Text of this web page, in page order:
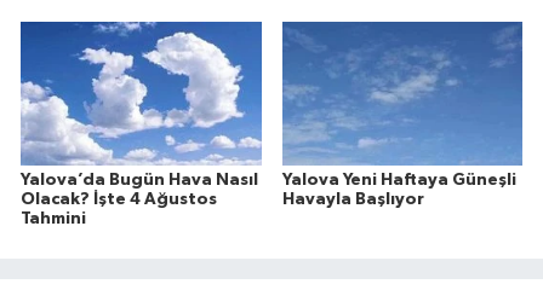
Yalova’da Bugün Hava Nasıl
Olacak? İşte 4 Ağustos
Tahmini
Yalova Yeni Haftaya Güneşli
Havayla Başlıyor